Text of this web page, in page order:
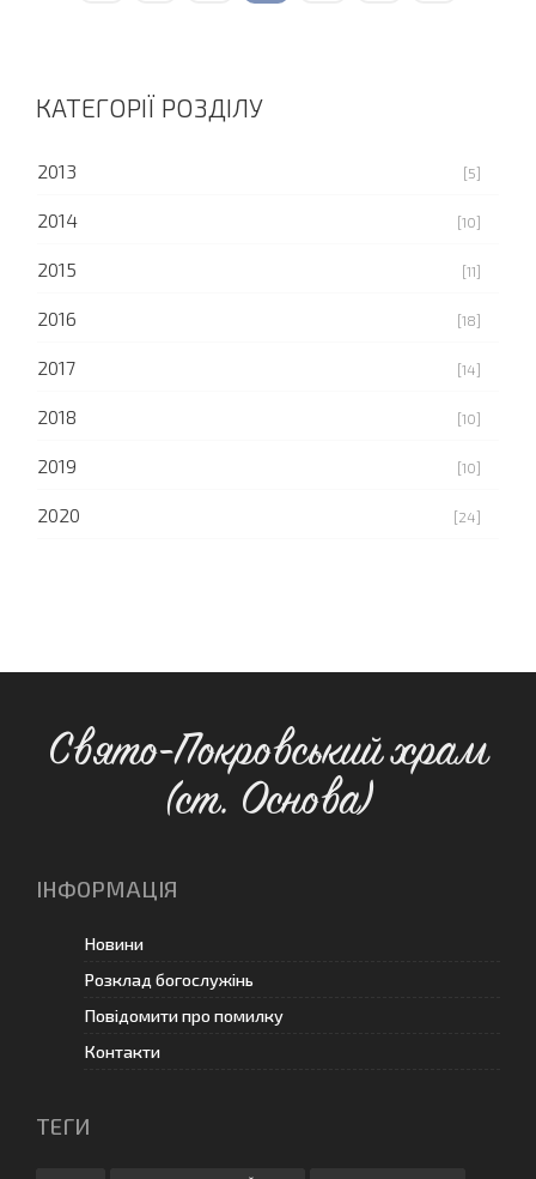
КАТЕГОРІЇ РОЗДІЛУ
2013 [5]
2014 [10]
2015 [11]
2016 [18]
2017 [14]
2018 [10]
2019 [10]
2020 [24]
Свято-Покровський храм
(ст. Основа)
ІНФОРМАЦІЯ
Новини
Розклад богослужінь
Повідомити про помилку
Контакти
ТЕГИ